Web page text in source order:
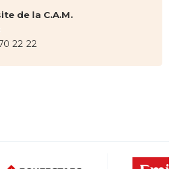
de la C.A.M.
22 22